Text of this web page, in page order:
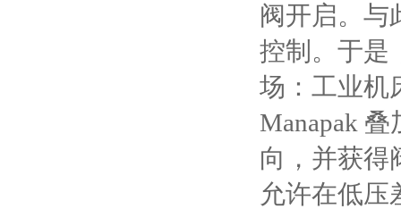
阀开启。与
控制。于是
场：工业机
Manapak
向，并获得
允许在低压